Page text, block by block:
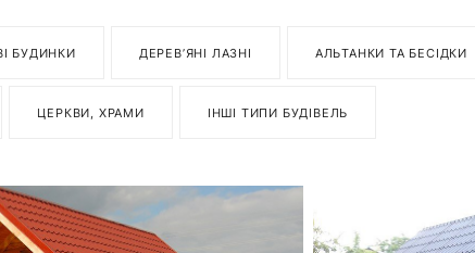
БУДИНКИ ДЕРЕВ’ЯНІ ЛАЗНІ АЛЬТАНКИ ТА БЕСІДКИ
ЦЕРКВИ, ХРАМИ ІНШІ ТИПИ БУДІВЕЛЬ